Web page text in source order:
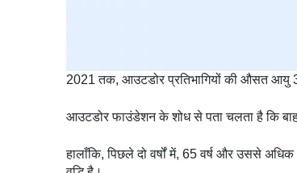
2021 तक, आउटडोर प्रतिभागियों की औसत आयु
आउटडोर फाउंडेशन के शोध से पता चलता है कि
हालाँकि, पिछले दो वर्षों में, 65 वर्ष और उससे